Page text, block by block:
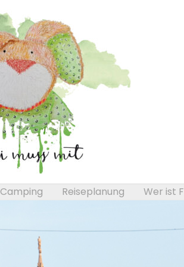
Camping Reiseplanung Wer ist